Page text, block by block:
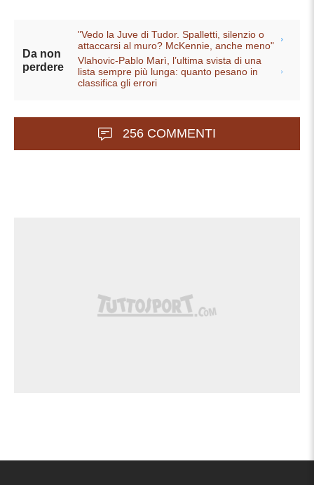
Da non
perdere
"Vedo la Juve di Tudor. Spalletti, silenzio o
attaccarsi al muro? McKennie, anche meno"
Vlahovic-Pablo Marì, l’ultima svista di una
lista sempre più lunga: quanto pesano in
classifica gli errori
256 COMMENTI